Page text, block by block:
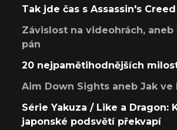
Tak jde čas s Assassin's
Závislost na videohrách,
pán
20 nejpamětihodnějších
Aim Down Sights aneb Jak ve
Série Yakuza / Like a Dragon:
japonské podsvětí překvapí